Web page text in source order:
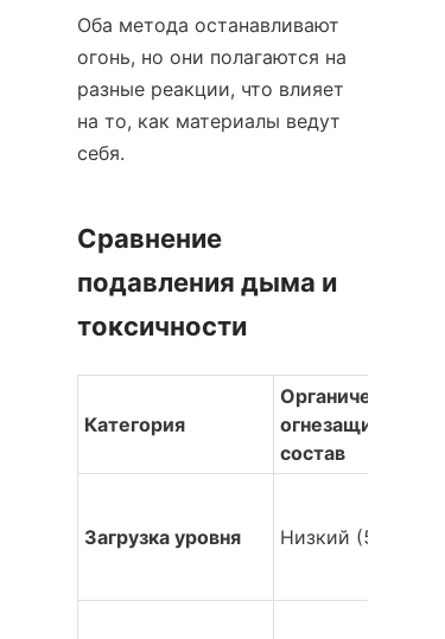
Оба метода останавливают
огонь, но они полагаются на
разные реакции, что влияет
на то, как материалы ведут
себя.
Сравнение
подавления дыма и
токсичности
Категория
Органический
огнезащитный
состав
Загрузка уровня Низкий (5-20%)